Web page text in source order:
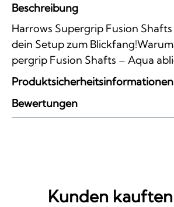
Beschreibung
Harrows Supergrip Fusion
dein Setup zum
pergrip Fusion Shafts – Aqua
Produktsicherheitsinformationen
Bewertungen
Kunden